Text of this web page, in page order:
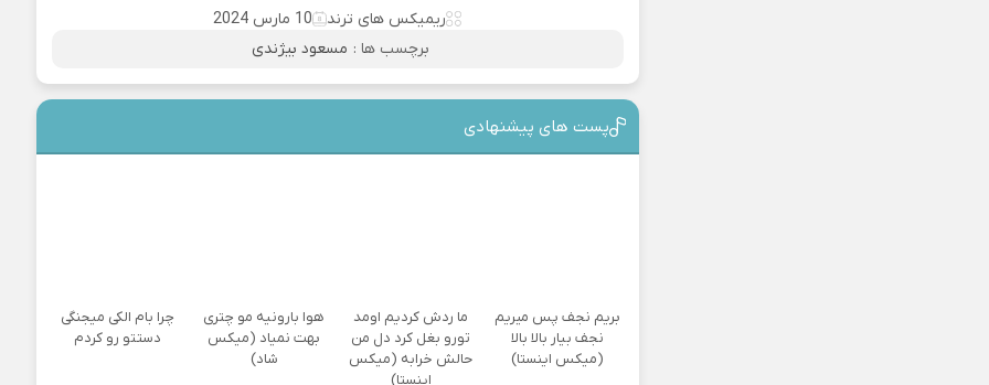
ریمیکس های ترند
10 مارس 2024
برچسب ها : مسعود بیژندی
پست های پیشنهادی
بریم نجف پس میریم
نجف بیار بالا بالا
(میکس اینستا)
ما ردش کردیم اومد
تورو بغل کرد دل من
حالش خرابه (میکس
اینستا)
هوا بارونیه مو چتری
بهت نمیاد (میکس
شاد)
چرا بام الکی میجنگی
دستتو رو کردم